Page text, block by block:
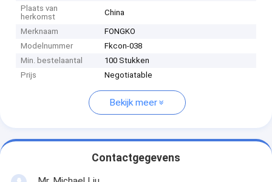
Plaats van
herkomst
China
Merknaam
FONGKO
Modelnummer
Fkcon-038
Min. bestelaantal
100 Stukken
Prijs
Negotiatable
Bekijk meer
Contactgegevens